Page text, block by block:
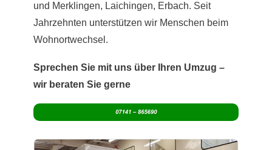
und Merklingen, Laichingen, Erbach. Seit
Jahrzehnten unterstützen wir Menschen beim
Wohnortwechsel.
Sprechen Sie mit uns über Ihren Umzug –
wir beraten Sie gerne